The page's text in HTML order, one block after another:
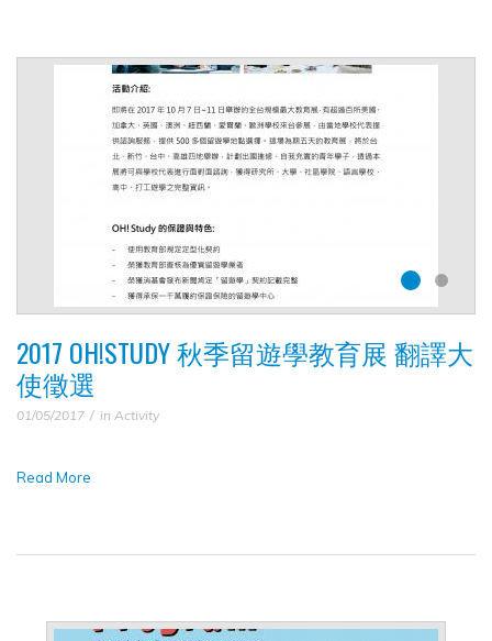
2017 OH!STUDY 秋季留遊學教育展 翻譯大
使徵選
01/05/2017 in Activity
Read More